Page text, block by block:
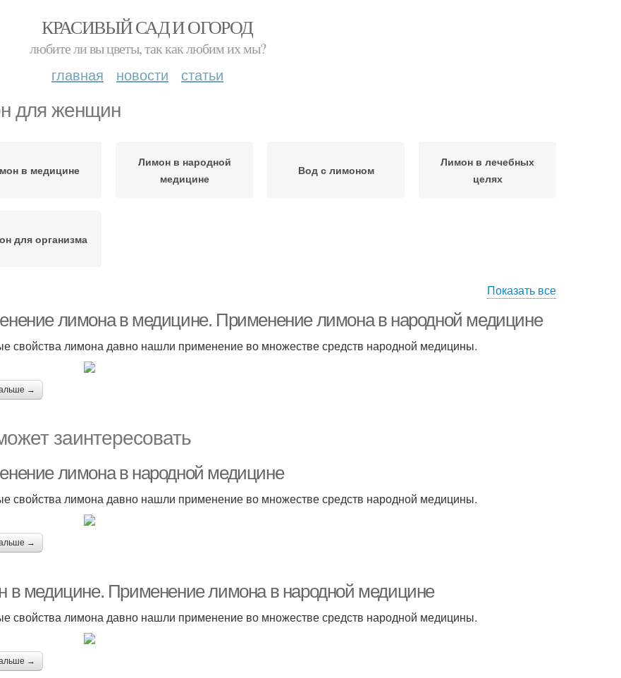
КРАСИВЫЙ САД И ОГОРОД
любите ли вы цветы, так как любим их мы?
главная новости статьи
для женщин
в медицине
Лимон в народной
медицине
Вод с лимоном
Лимон в лечебных
целях
для организма
Показать все
лимона в медицине. Применение лимона в народной медицине
свойства лимона давно нашли применение во множестве средств народной медицины.
→
заинтересовать
лимона в народной медицине
свойства лимона давно нашли применение во множестве средств народной медицины.
→
в медицине. Применение лимона в народной медицине
свойства лимона давно нашли применение во множестве средств народной медицины.
→